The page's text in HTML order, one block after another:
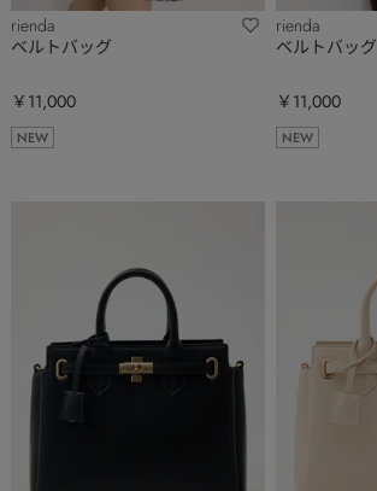
rienda
ベルトバッグ
￥11,000
NEW
rienda
ベルトバッグ
￥11,000
NEW